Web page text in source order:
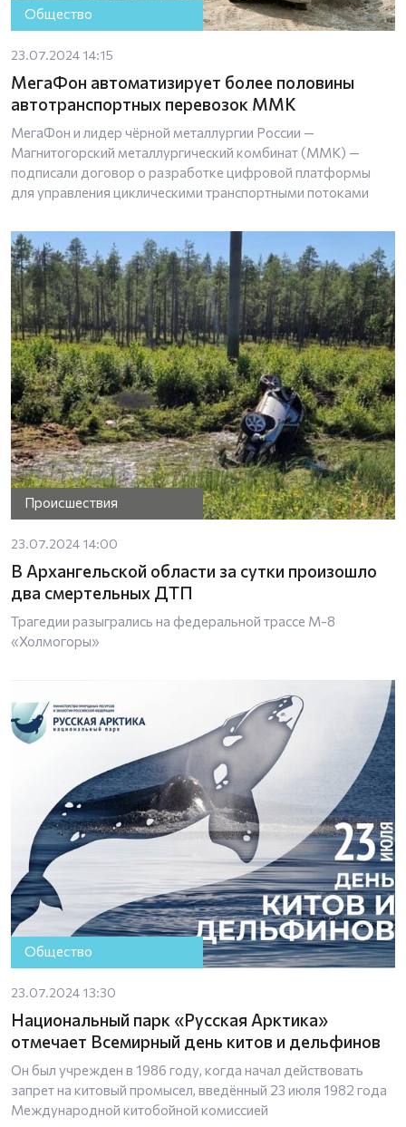
Общество
23.07.2024 14:15
МегаФон автоматизирует более половины
автотранспортных перевозок ММК
МегаФон и лидер чёрной металлургии России —
Магнитогорский металлургический комбинат (ММК) —
подписали договор о разработке цифровой платформы
для управления циклическими транспортными потоками
Происшествия
23.07.2024 14:00
В Архангельской области за сутки произошло
два смертельных ДТП
Трагедии разыгрались на федеральной трассе М-8
«Холмогоры»
Общество
23.07.2024 13:30
Национальный парк «Русская Арктика»
отмечает Всемирный день китов и дельфинов
Он был учрежден в 1986 году, когда начал действовать
запрет на китовый промысел, введённый 23 июля 1982 года
Международной китобойной комиссией